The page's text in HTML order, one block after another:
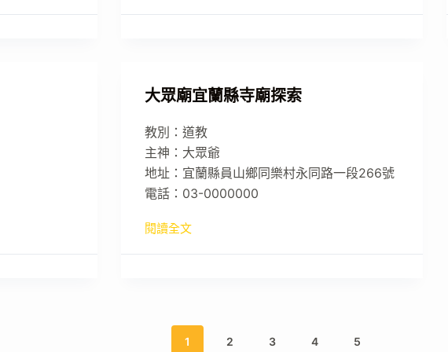
大眾廟宜蘭縣寺廟探索
教別：道教
主神：大眾爺
地址：宜蘭縣員山鄉同樂村永同路一段266號
電話：03-0000000
閱讀全文
1 2 3 4 5